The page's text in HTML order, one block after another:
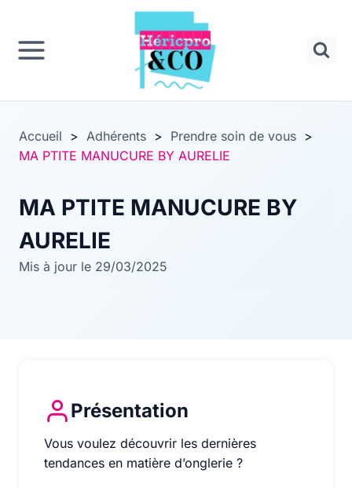
Panneau de gestion des cookies
contenu
Accueil > Adhérents > Prendre soin de vous >
MA PTITE MANUCURE BY AURELIE
MA PTITE MANUCURE BY
AURELIE
Mis à jour le 29/03/2025
Présentation
Vous voulez découvrir les dernières tendances en
Vous voulez découvrir les dernières
tendances en matière d’onglerie ?